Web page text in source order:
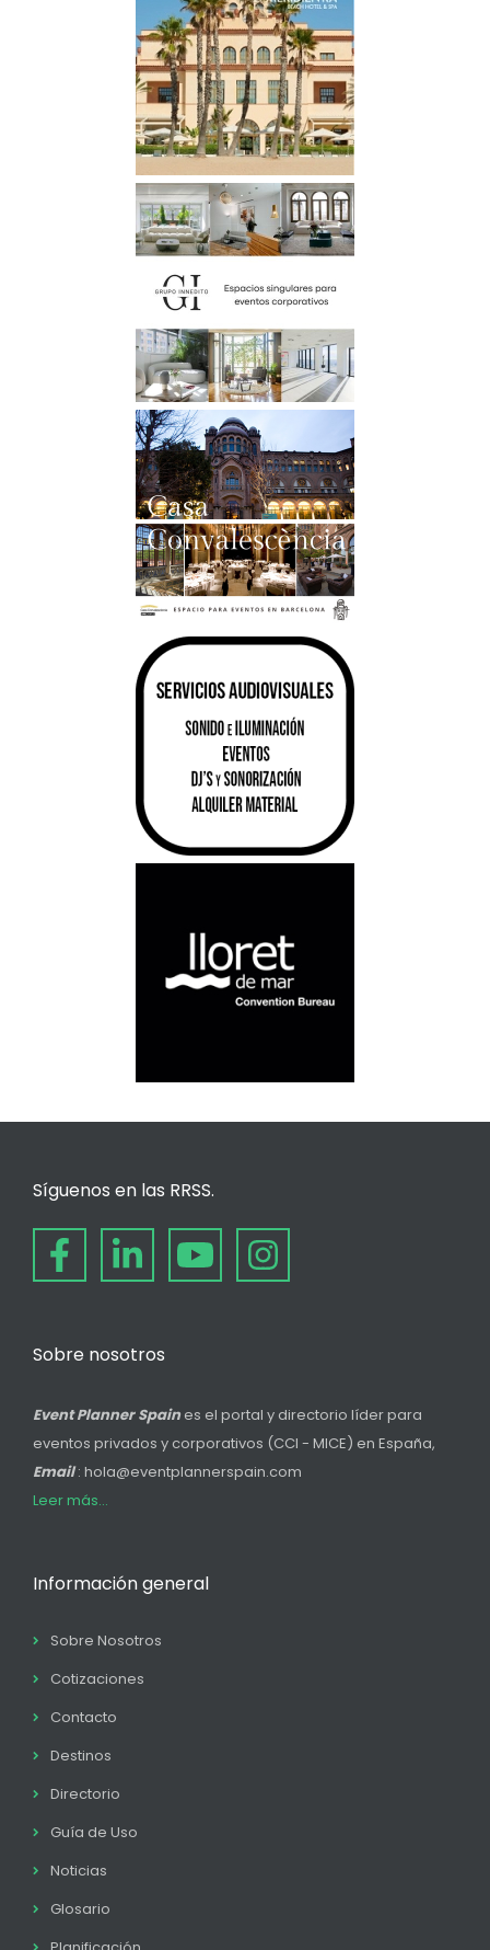
Síguenos en las RRSS.
Sobre nosotros
Event Planner Spain es el portal y directorio líder para
eventos privados y corporativos (CCI - MICE) en España,
Email: hola@eventplannerspain.com
Leer más...
Información general
Sobre Nosotros
Cotizaciones
Contacto
Destinos
Directorio
Guía de Uso
Noticias
Glosario